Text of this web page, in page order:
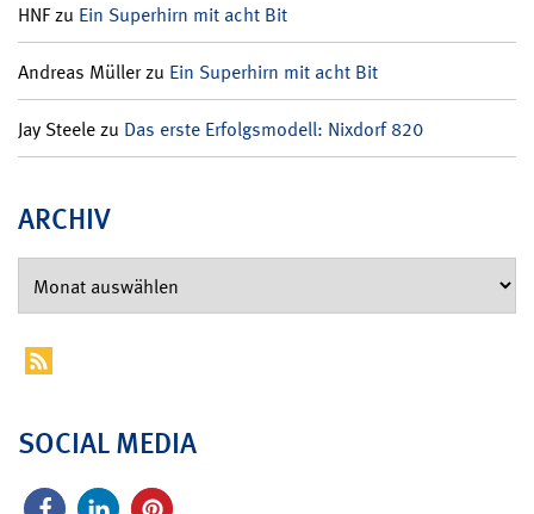
HNFzu Ein Superhirn mit acht Bit
Andreas Müllerzu Ein Superhirn mit acht Bit
Jay Steelezu Das erste Erfolgsmodell: Nixdorf 820
ARCHIV
SOCIAL MEDIA